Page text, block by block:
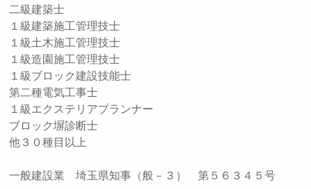
二級建築士
１級建築施工管理技士
１級土木施工管理技士
１級造園施工管理技士
１級ブロック建設技能士
第二種電気工事士
１級エクステリアプランナー
ブロック塀診断士
他３０種目以上
一般建設業 埼玉県知事（般－３） 第５６３４５号